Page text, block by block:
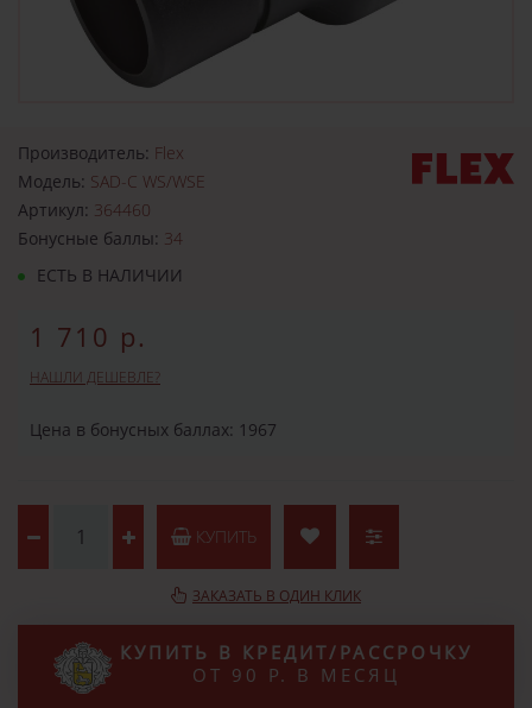
Производитель: Flex
Модель: SAD-C WS/WSE
Артикул: 364460
Бонусные баллы: 34
ЕСТЬ В НАЛИЧИИ
1 710 р.
НАШЛИ ДЕШЕВЛЕ?
Цена в бонусных баллах: 1967
КУПИТЬ
ЗАКАЗАТЬ В ОДИН КЛИК
КУПИТЬ В КРЕДИТ/РАССРОЧКУ
ОТ 90 Р. В МЕСЯЦ